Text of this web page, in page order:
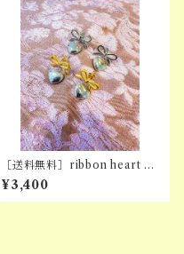
［送料無料］ribbon heart pi
ercing (stainless )
¥3,400